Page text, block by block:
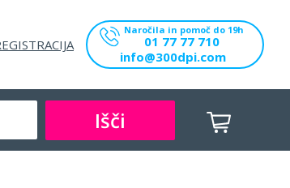
Naročila in pomoč do 19h
01 77 77 710
info@300dpi.com
Išči